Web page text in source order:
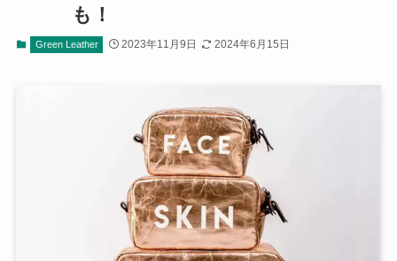
も！
Green Leather 2023年11月9日 2024年6月15日